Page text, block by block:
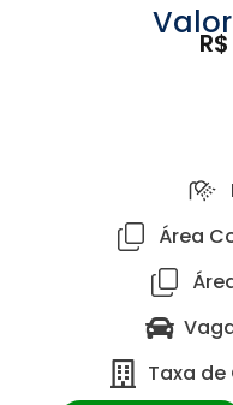
Área
Taxa de